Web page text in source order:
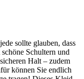
sollte glauben, dass
Schultern und
Halt – zudem
können Sie endlich